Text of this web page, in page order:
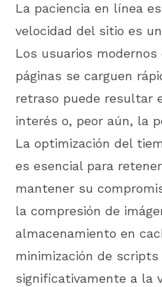
La paciencia en línea
velocidad del sitio es
Los usuarios
páginas se carguen
retraso puede resultar
interés o, peor aún, la
La optimización del
es esencial para
mantener su
la compresión de
almacenamiento en
minimización de
significativamente a la